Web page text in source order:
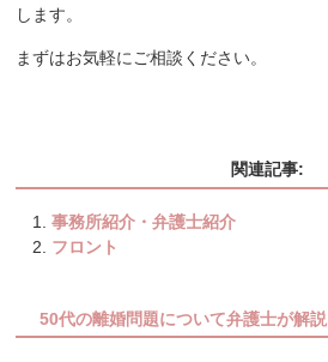
します。
まずはお気軽にご相談ください。
関連記事:
事務所紹介・弁護士紹介
フロント
50代の離婚問題について弁護士が解説